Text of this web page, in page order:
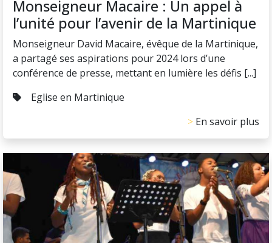
Monseigneur Macaire : Un appel à
l’unité pour l’avenir de la Martinique
Monseigneur David Macaire, évêque de la Martinique,
a partagé ses aspirations pour 2024 lors d’une
conférence de presse, mettant en lumière les défis [...]
Eglise en Martinique
En savoir plus